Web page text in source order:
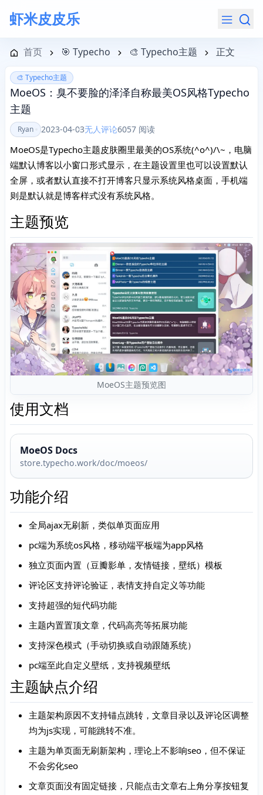
虾米皮皮乐
航菜单
首页 🎯 Typecho 🎨 Typecho主题 正文
🎨 Typecho主题
MoeOS：臭不要脸的泽泽自称最美OS风格Typecho
主题
Ryan 2023-04-03无人评论6057 阅读
MoeOS是Typecho主题皮肤圈里最美的OS系统(^o^)/\~，电脑
端默认博客以小窗口形式显示，在主题设置里也可以设置默认
全屏，或者默认直接不打开博客只显示系统风格桌面，手机端
则是默认就是博客样式没有系统风格。
主题预览
MoeOS主题预览图
使用文档
MoeOS Docs
store.typecho.work/doc/moeos/
功能介绍
全局ajax无刷新，类似单页面应用
pc端为系统os风格，移动端平板端为app风格
独立页面内置（豆瓣影单，友情链接，壁纸）模板
评论区支持评论验证，表情支持自定义等功能
支持超强的短代码功能
主题内置置顶文章，代码高亮等拓展功能
支持深色模式（手动切换或自动跟随系统）
pc端至此自定义壁纸，支持视频壁纸
主题缺点介绍
主题架构原因不支持锚点跳转，文章目录以及评论区调整
均为js实现，可能跳转不准。
主题为单页面无刷新架构，理论上不影响seo，但不保证
不会劣化seo
文章页面没有固定链接，只能点击文章右上角分享按钮复